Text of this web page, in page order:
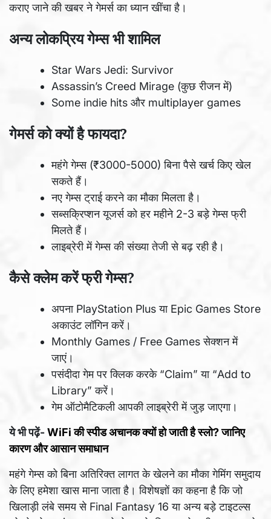
कराए जाने की खबर ने गेमर्स का ध्यान खींचा है।
अन्य लोकप्रिय गेम्स भी शामिल
Star Wars Jedi: Survivor
Assassin’s Creed Mirage (कुछ रीजन में)
Some indie hits और multiplayer games
गेमर्स को क्यों है फायदा?
महंगे गेम्स (₹3000-5000) बिना पैसे खर्च किए खेल
सकते हैं।
नए गेम्स ट्राई करने का मौका मिलता है।
सब्सक्रिप्शन यूजर्स को हर महीने 2-3 बड़े गेम्स फ्री
मिलते हैं।
लाइब्रेरी में गेम्स की संख्या तेजी से बढ़ रही है।
कैसे क्लेम करें फ्री गेम्स?
अपना PlayStation Plus या Epic Games Store
अकाउंट लॉगिन करें।
Monthly Games / Free Games सेक्शन में
जाएं।
पसंदीदा गेम पर क्लिक करके “Claim” या “Add to
Library” करें।
गेम ऑटोमैटिकली आपकी लाइब्रेरी में जुड़ जाएगा।
ये भी पढ़ें-WiFi की स्पीड अचानक क्यों हो जाती है स्लो? जानिए
कारण और आसान समाधान
महंगे गेम्स को बिना अतिरिक्त लागत के खेलने का मौका गेमिंग समुदाय
के लिए हमेशा खास माना जाता है। विशेषज्ञों का कहना है कि जो
खिलाड़ी लंबे समय से Final Fantasy 16 या अन्य बड़े टाइटल्स